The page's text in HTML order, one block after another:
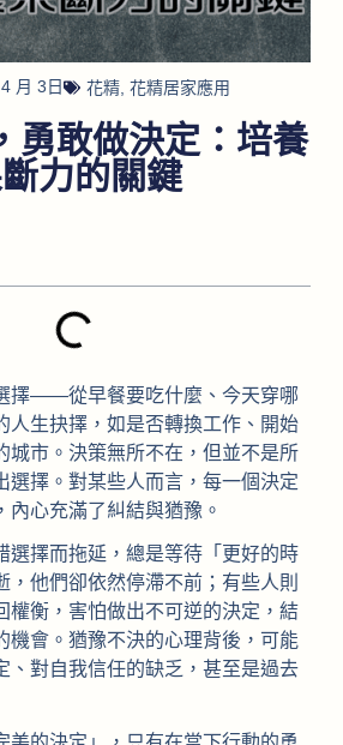
月 3日 花精 花精居家應用
勇敢做決定：培養
力的關鍵
擇——從早餐要吃什麼、今天穿哪
人生抉擇，如是否轉換工作、開始
城市。決策無所不在，但並不是所
選擇。對某些人而言，每一個決定
內心充滿了糾結與猶豫。
選擇而拖延，總是等待「更好的時
，他們卻依然停滯不前；有些人則
權衡，害怕做出不可逆的決定，結
機會。猶豫不決的心理背後，可能
、對自我信任的缺乏，甚至是過去